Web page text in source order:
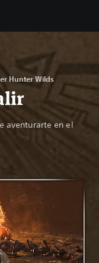
Hunter Wilds
aventurarte en el